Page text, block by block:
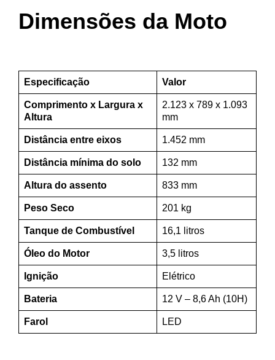
Dimensões da Moto
Especificação Valor
Comprimento x Largura x
Altura
2.123 x 789 x 1.093
mm
Distância entre eixos 1.452 mm
Distância mínima do solo 132 mm
Altura do assento 833 mm
Peso Seco 201 kg
Tanque de Combustível 16,1 litros
Óleo do Motor 3,5 litros
Ignição Elétrico
Bateria 12 V – 8,6 Ah (10H)
Farol LED